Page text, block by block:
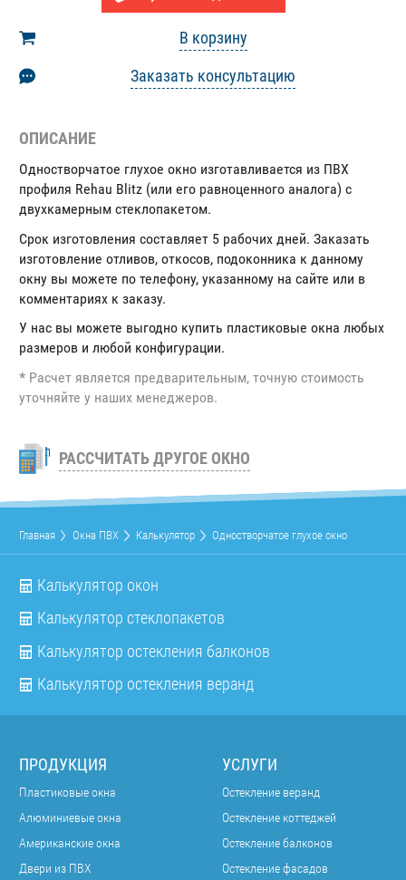
В корзину
Заказать консультацию
ОПИСАНИЕ
Одностворчатое глухое окно изготавливается из ПВХ
профиля Rehau Blitz (или его равноценного аналога) с
двухкамерным стеклопакетом.
Срок изготовления составляет 5 рабочих дней. Заказать
изготовление отливов, откосов, подоконника к данному
окну вы можете по телефону, указанному на сайте или в
комментариях к заказу.
У нас вы можете выгодно купить пластиковые окна любых
размеров и любой конфигурации.
* Расчет является предварительным, точную стоимость
уточняйте у наших менеджеров.
РАССЧИТАТЬ ДРУГОЕ ОКНО
Главная Окна ПВХ Калькулятор Одностворчатое глухое окно
Калькулятор окон
Калькулятор стеклопакетов
Калькулятор остекления балконов
Калькулятор остекления веранд
ПРОДУКЦИЯ
Пластиковые окна
Алюминиевые окна
Американские окна
Двери из ПВХ
УСЛУГИ
Остекление веранд
Остекление коттеджей
Остекление балконов
Остекление фасадов